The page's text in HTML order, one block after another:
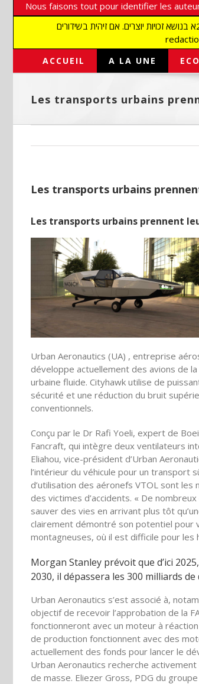
Nous faisons tout pour identifier les
אנו עושים הכל כדי לזהות סופרים וצלמים על מנת לכבד את זכויותיהם. אנו מכבדים זכויות יוצרים ושואפים לאתר את בעלי הזכויות בתמונות המגיעות אלינו כנדרש בסעיף 27א בנושא זכויות יוצרים. אם זיהית בשידורים
ACCUEIL A LA UNE
Les transports urbains
Les transports urbains
Les transports urbains prennent
Urban Aeronautics (UA) , entreprise
développe actuellement des avions de
urbaine fluide. Cityhawk utilise de
sécurité et une réduction du bruit
conventionnels.
Conçu par le Dr Rafi Yoeli, expert de
Fancraft, qui intègre deux ventilateurs
Eliahou, vice-président d’Urban
l’intérieur du véhicule pour un transport
d’utilisation des aéronefs VTOL sont
des victimes d’accidents. « De
sauver des vies en arrivant plus tôt
clairement démontré son potentiel pour
montagneuses, où il est difficile pour
Morgan Stanley prévoit que d’ici
2030, il dépassera les 300 milliards
Urban Aeronautics s’est associé à,
objectif de recevoir l’approbation de la
fonctionneront avec un moteur à
de production fonctionnent avec des
actuellement des fonds pour lancer le
Urban Aeronautics recherche
de masse. Eliezer Gross, PDG du